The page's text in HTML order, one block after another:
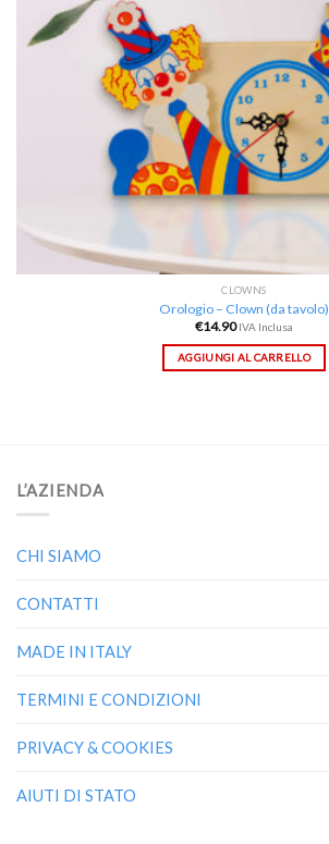
CLOWNS
Orologio – Clown (da tavolo)
€14.90 IVA Inclusa
AGGIUNGI AL CARRELLO
L’AZIENDA
CHI SIAMO
CONTATTI
MADE IN ITALY
TERMINI E CONDIZIONI
PRIVACY & COOKIES
AIUTI DI STATO